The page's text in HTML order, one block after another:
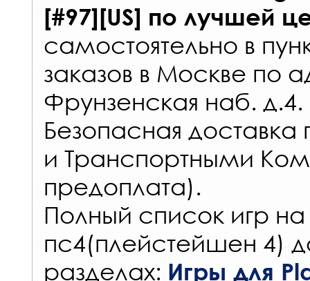
[#97][US] по лучшей
самостоятельно в
заказов в Москве по
Фрунзенская наб. д.4.
Безопасная
и Транспортными
предоплата).
Полный список игр на
пс4(плейстейшен 4)
разделах: Игры для